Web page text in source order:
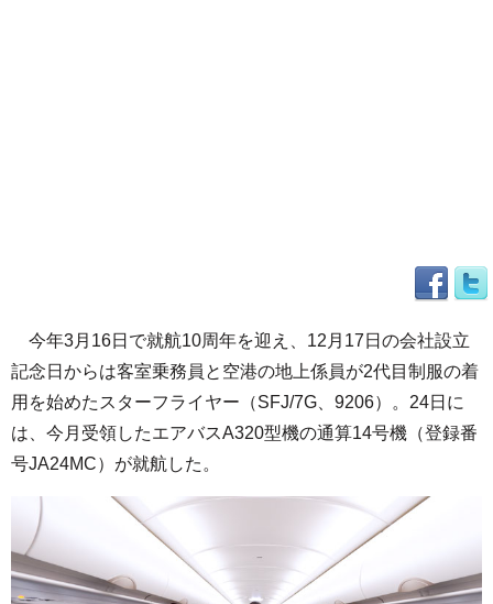
今年3月16日で就航10周年を迎え、12月17日の会社設立
記念日からは客室乗務員と空港の地上係員が2代目制服の着
用を始めたスターフライヤー（SFJ/7G、9206）。24日に
は、今月受領したエアバスA320型機の通算14号機（登録番
号JA24MC）が就航した。